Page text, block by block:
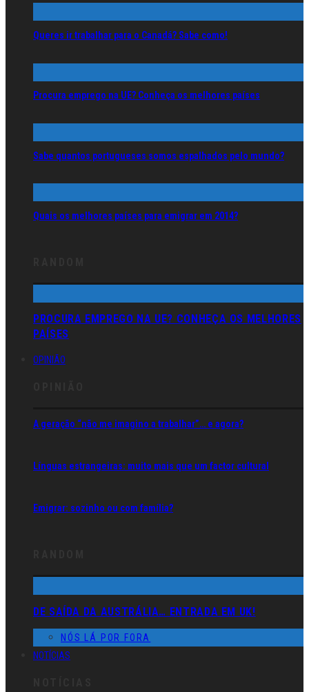
Queres ir trabalhar para o Canadá? Sabe como!
Procura emprego na UE? Conheça os melhores países
Sabe quantos portugueses somos espalhados pelo mundo?
Quais os melhores países para emigrar em 2014?
PROCURA EMPREGO NA UE? CONHEÇA OS MELHORES
PAÍSES
OPINIÃO
A geração “não me imagino a trabalhar”… e agora?
Línguas estrangeiras: muito mais que um factor cultural
Emigrar: sozinho ou com família?
DE SAÍDA DA AUSTRÁLIA… ENTRADA EM UK!
NÓS LÁ POR FORA
NOTÍCIAS